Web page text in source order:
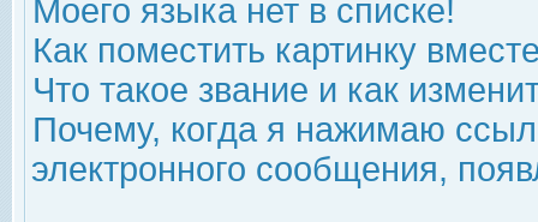
Моего языка нет в списке!
Как поместить картинку
Что такое звание и как
Почему, когда я нажимаю
электронного сообщения,